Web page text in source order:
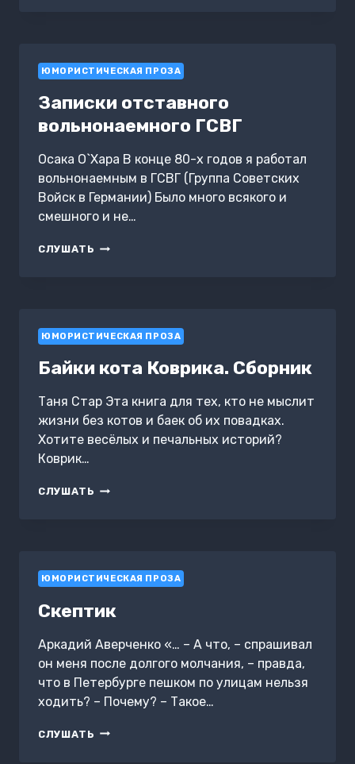
ЮМОРИСТИЧЕСКАЯ ПРОЗА
Записки отставного
вольнонаемного ГСВГ
Осака О`Хара В конце 80-х годов я работал
вольнонаемным в ГСВГ (Группа Советских
Войск в Германии) Было много всякого и
смешного и не…
СЛУШАТЬ ЗАПИСКИ
ЮМОРИСТИЧЕСКАЯ ПРОЗА
Байки кота Коврика. Сборник
Таня Стар Эта книга для тех, кто не мыслит
жизни без котов и баек об их повадках.
Хотите весёлых и печальных историй?
Коврик…
СЛУШАТЬ БАЙКИ
ЮМОРИСТИЧЕСКАЯ ПРОЗА
Скептик
Аркадий Аверченко «… – А что, – спрашивал
он меня после долгого молчания, – правда,
что в Петербурге пешком по улицам нельзя
ходить? – Почему? – Такое…
СЛУШАТЬ СКЕПТИК